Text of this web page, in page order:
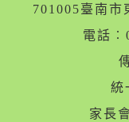
701005臺南市
電話
統
家長